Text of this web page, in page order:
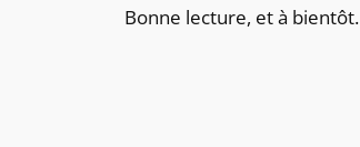
Bonne lecture, et à bientôt.